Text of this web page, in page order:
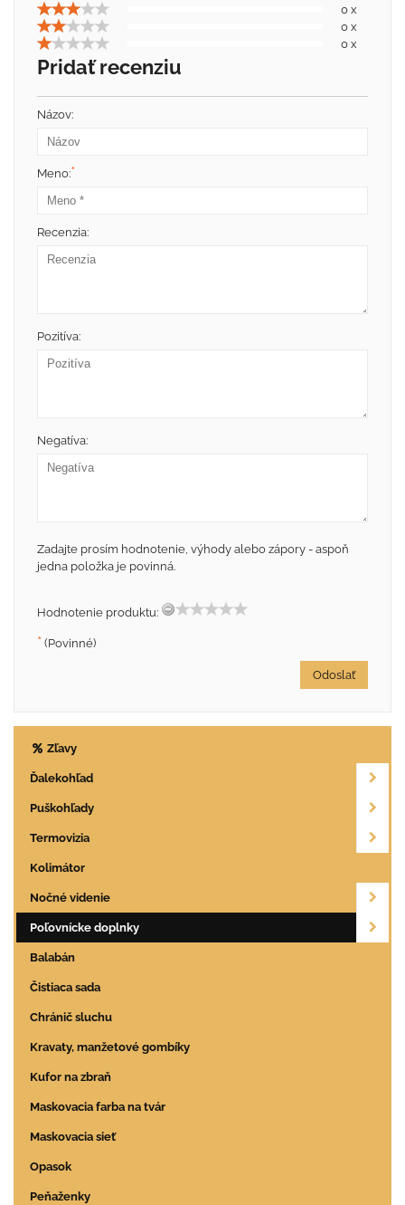
0 x
0 x
0 x
Pridať recenziu
Názov:
Meno:*
Recenzia:
Pozitíva:
Negatíva:
Zadajte prosím hodnotenie, výhody alebo zápory - aspoň
jedna položka je povinná.
Hodnotenie produktu:
* (Povinné)
Odoslať
Zľavy
Ďalekohľad
Puškohľady
Termovizia
Kolimátor
Nočné videnie
Poľovnícke doplnky
Balabán
Čistiaca sada
Chránič sluchu
Kravaty, manžetové gombíky
Kufor na zbraň
Maskovacia farba na tvár
Maskovacia sieť
Opasok
Peňaženky